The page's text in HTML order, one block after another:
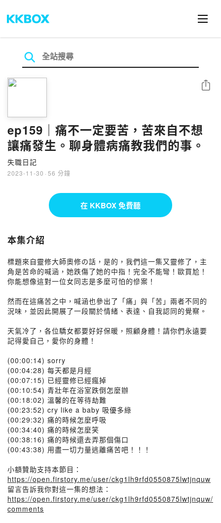
ep159｜痛不一定要苦，苦來自不想
讓痛發生。聊身體病痛教我們的事。
失職日記
2023-11-30 · 56 分鐘
分享
在 KKBOX 免費聽
本集介紹
標題來自靈修大師奧修の話，是的，我們這一集又靈修了，主
角是苦命的喊涵，她跌傷了她的中指！完全不能彎！歐買尬！
你能想像這對一位女同志是多麼可怕的慘案！
然而在這痛苦之中，喊涵也參出了「痛」與「苦」兩者不同的
況味，並因此開展了一段關於情緒、表達、自我認同的覺察。
天氣冷了，各位驕女都要好好保暖，照顧身體！請你們永遠要
記得愛自己，愛你的身體！
(00:00:14) sorry
(00:04:28) 每天都是月經
(00:07:15) 已經靈修已經瘋掉
(00:10:54) 青壯年在浴室跌倒怎麼辦
(00:18:02) 溫馨的在等待劫難
(00:23:52) cry like a baby 吸優多綠
(00:29:32) 痛的時候怎麼呼吸
(00:34:40) 痛的時候怎麼笑
(00:38:16) 痛的時候還去弄那個傷口
(00:43:38) 用盡一切力量逃離痛苦吧！！！
小額贊助支持本節目：
https://open.firstory.me/user/ckg1lh9rfd0550875lwtjnquw
留言告訴我你對這一集的想法：
https://open.firstory.me/user/ckg1lh9rfd0550875lwtjnquw/
comments